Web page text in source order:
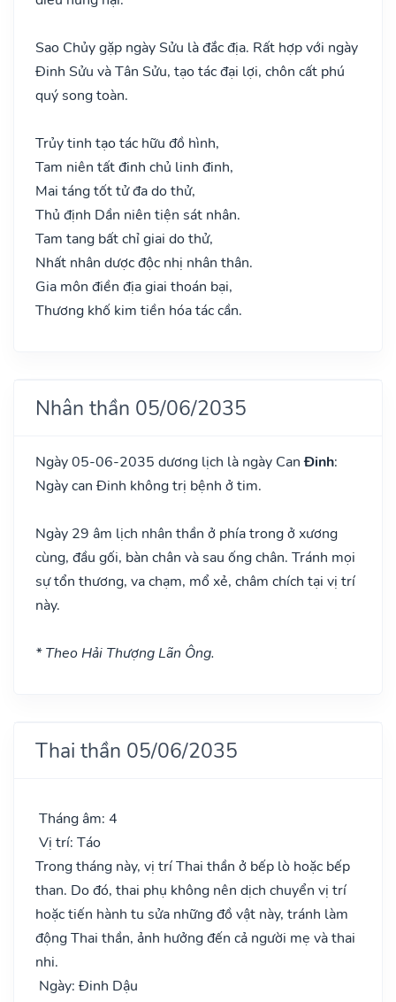
Sao Chủy gặp ngày Sửu là đắc địa. Rất hợp với ngày
Đinh Sửu và Tân Sửu, tạo tác đại lợi, chôn cất phú
quý song toàn.
Trủy tinh tạo tác hữu đồ hình,
Tam niên tất đinh chủ linh đinh,
Mai táng tốt tử đa do thử,
Thủ định Dần niên tiện sát nhân.
Tam tang bất chỉ giai do thử,
Nhất nhân dược độc nhị nhân thân.
Gia môn điền địa giai thoán bại,
Thương khố kim tiền hóa tác cần.
Nhân thần 05/06/2035
Ngày 05-06-2035 dương lịch là ngày CanĐinh:
Ngày can Đinh không trị bệnh ở tim.
Ngày 29 âm lịch nhân thần ở phía trong ở xương
cùng, đầu gối, bàn chân và sau ống chân. Tránh mọi
sự tổn thương, va chạm, mổ xẻ, châm chích tại vị trí
này.
* Theo Hải Thượng Lãn Ông.
Thai thần 05/06/2035
Tháng âm: 4
Vị trí: Táo
Trong tháng này, vị trí Thai thần ở bếp lò hoặc bếp
than. Do đó, thai phụ không nên dịch chuyển vị trí
hoặc tiến hành tu sửa những đồ vật này, tránh làm
động Thai thần, ảnh hưởng đến cả người mẹ và thai
nhi.
Ngày: Đinh Dậu